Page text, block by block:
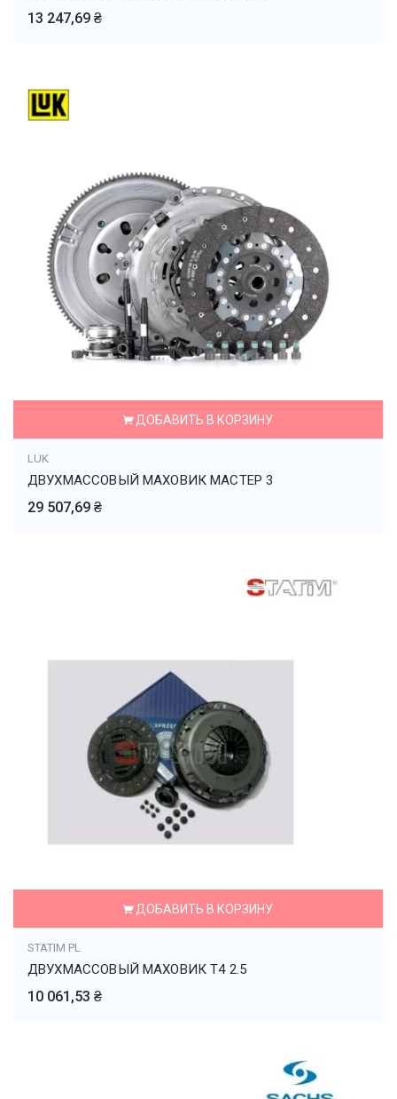
13 247,69 ₴
ДОБАВИТЬ В КОРЗИНУ
LUK
ДВУХМАССОВЫЙ МАХОВИК МАСТЕР 3
29 507,69 ₴
ДОБАВИТЬ В КОРЗИНУ
STATIM PL
ДВУХМАССОВЫЙ МАХОВИК Т4 2.5
10 061,53 ₴